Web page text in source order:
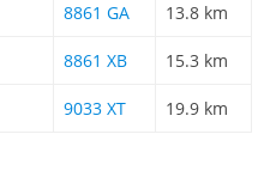
8861 GA 13.8 km
8861 XB 15.3 km
9033 XT 19.9 km